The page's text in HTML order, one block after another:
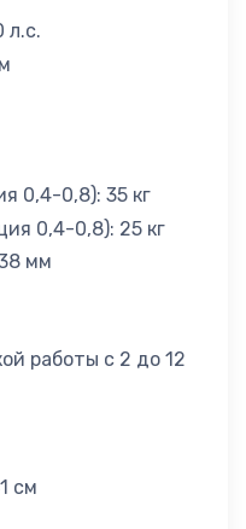
л.с.
0,4-0,8): 35 кг
0,4-0,8): 25 кг
мм
работы с 2 до 12
см